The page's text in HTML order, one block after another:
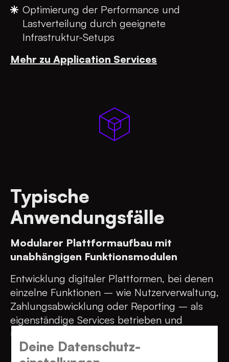
Deine Datenschutz­
Optimierung der Performance und
Lastverteilung durch geeignete
Infrastruktur-Setups
Mehr zu Application Services
Typische
Anwendungsfälle
Modularer Plattformaufbau mit
unabhängigen Funktionsmodulen
Entwicklung digitaler Plattformen, bei denen
einzelne Funktionen – wie Nutzerverwaltung,
Zahlungsabwicklung oder Reporting – als
eigenständige Services betrieben und
unabhängig weiterentwickelt werden können.